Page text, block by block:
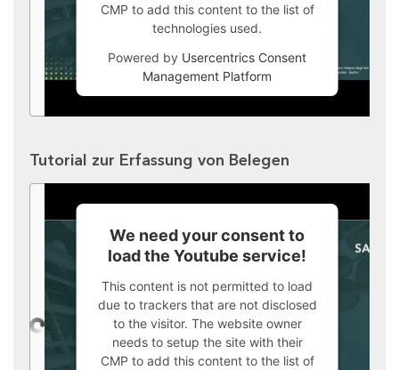
CMP to add this content to the list of
technologies used.
Powered by Usercentrics Consent
Management Platform
Tutorial zur Erfassung von Belegen
We need your consent to
load the Youtube service!
This content is not permitted to load
due to trackers that are not disclosed
to the visitor. The website owner
needs to setup the site with their
CMP to add this content to the list of